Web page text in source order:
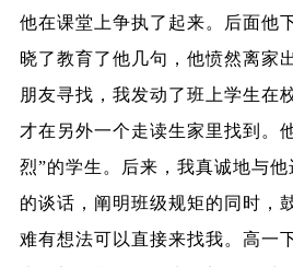
他在课堂上争执了起来。后面他
晓了教育了他几句，他愤然离家
朋友寻找，我发动了班上学生在
才在另外一个走读生家里找到。
烈”的学生。后来，我真诚地与
的谈话，阐明班级规矩的同时，
难有想法可以直接来找我。高一